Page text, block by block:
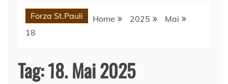
Forza St.Pauli Home 2025
Mai
18
Tag:18. Mai 2025